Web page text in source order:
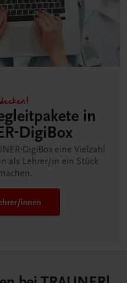
in
DigiBox
DigiBox eine Vielzahl
als Lehrer/in ein Stück
innen